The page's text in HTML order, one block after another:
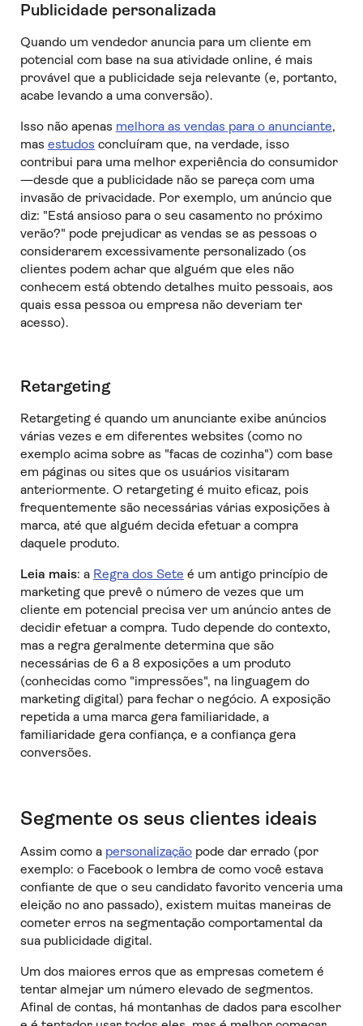
Publicidade personalizada
Quando um vendedor anuncia para um cliente em
potencial com base na sua atividade online, é mais
provável que a publicidade seja relevante (e, portanto,
acabe levando a uma conversão).
Isso não apenas melhora as vendas para o anunciante,
mas estudos concluíram que, na verdade, isso
contribui para uma melhor experiência do consumidor
—desde que a publicidade não se pareça com uma
invasão de privacidade. Por exemplo, um anúncio que
diz: "Está ansioso para o seu casamento no próximo
verão?" pode prejudicar as vendas se as pessoas o
considerarem excessivamente personalizado (os
clientes podem achar que alguém que eles não
conhecem está obtendo detalhes muito pessoais, aos
quais essa pessoa ou empresa não deveriam ter
acesso).
Retargeting
Retargeting é quando um anunciante exibe anúncios
várias vezes e em diferentes websites (como no
exemplo acima sobre as "facas de cozinha") com base
em páginas ou sites que os usuários visitaram
anteriormente. O retargeting é muito eficaz, pois
frequentemente são necessárias várias exposições à
marca, até que alguém decida efetuar a compra
daquele produto.
Leia mais: a Regra dos Sete é um antigo princípio de
marketing que prevê o número de vezes que um
cliente em potencial precisa ver um anúncio antes de
decidir efetuar a compra. Tudo depende do contexto,
mas a regra geralmente determina que são
necessárias de 6 a 8 exposições a um produto
(conhecidas como "impressões", na linguagem do
marketing digital) para fechar o negócio. A exposição
repetida a uma marca gera familiaridade, a
familiaridade gera confiança, e a confiança gera
conversões.
Segmente os seus clientes ideais
Assim como a personalizaçãopode dar errado (por
exemplo: o Facebook o lembra de como você estava
confiante de que o seu candidato favorito venceria uma
eleição no ano passado), existem muitas maneiras de
cometer erros na segmentação comportamental da
sua publicidade digital.
Um dos maiores erros que as empresas cometem é
tentar almejar um número elevado de segmentos.
Afinal de contas, há montanhas de dados para escolher